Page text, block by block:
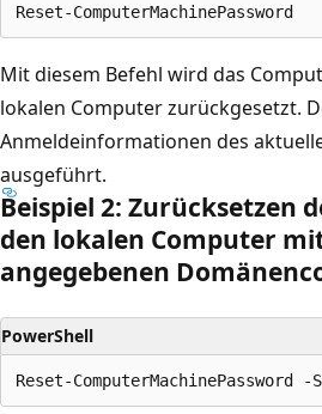
Mit diesem Befehl wird das
lokalen Computer zurückgesetzt.
Anmeldeinformationen des
ausgeführt.
Beispiel 2: Zurücksetzen
den lokalen Computer
angegebenen
PowerShell